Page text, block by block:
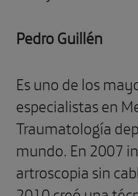
Pedro Guillén
Es uno de los
especialistas en
Traumatología
mundo. En 2007
artroscopia sin